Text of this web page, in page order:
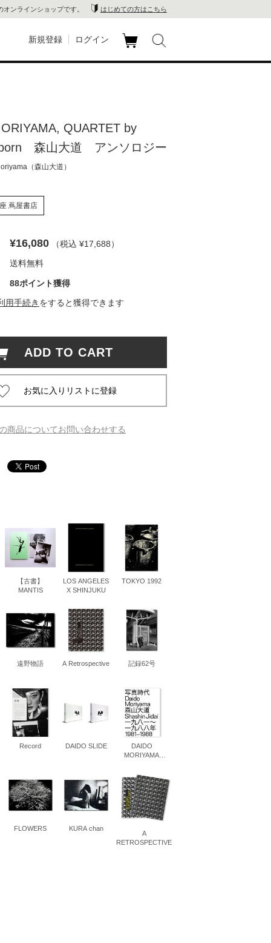
ンラインショップです。 はじめての方はこちら
蔦
蔦
屋
屋
屋
新規登録 ログイン
QUARTET by
森山大道 アンソロジー
（森山大道）
蔦屋書店
¥16,080 （税込 ¥17,688）
送料無料
88ポイント獲得
用手続き をすると獲得できます
ADD TO CART
商品についてお問い合わせする
【古書】
MANTIS
LOS ANGELES
X SHINJUKU
TOKYO 1992
遠野物語 A Retrospective 記録62号
Record DAIDO SLIDE
DAIDO
MORIYAMA
FLOWERS KURA chan
A
RETROSPECTIVE